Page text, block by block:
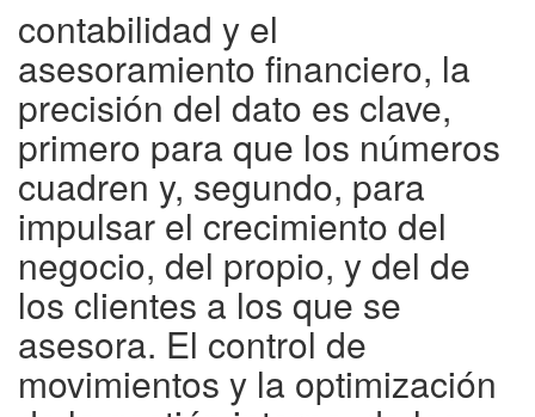
contabilidad y el
asesoramiento financiero, la
precisión del dato es clave,
primero para que los números
cuadren y, segundo, para
impulsar el crecimiento del
negocio, del propio, y del de
los clientes a los que se
asesora. El control de
movimientos y la optimización